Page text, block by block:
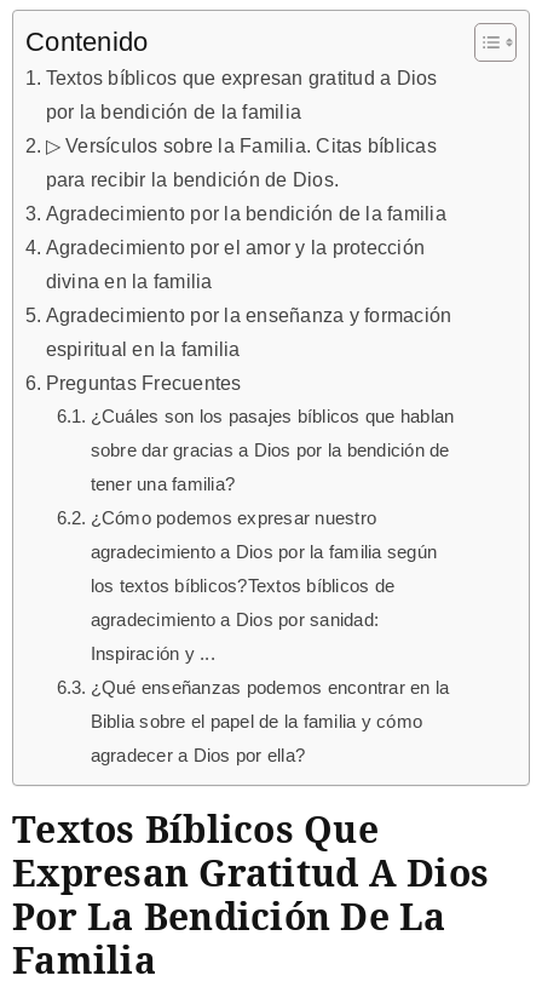
Contenido
Textos bíblicos que expresan gratitud a Dios
por la bendición de la familia
▷ Versículos sobre la Familia. Citas bíblicas
para recibir la bendición de Dios.
Agradecimiento por la bendición de la familia
Agradecimiento por el amor y la protección
divina en la familia
Agradecimiento por la enseñanza y formación
espiritual en la familia
Preguntas Frecuentes
¿Cuáles son los pasajes bíblicos que hablan
sobre dar gracias a Dios por la bendición de
tener una familia?
¿Cómo podemos expresar nuestro
agradecimiento a Dios por la familia según
los textos bíblicos?Textos bíblicos de
agradecimiento a Dios por sanidad:
Inspiración y ...
¿Qué enseñanzas podemos encontrar en la
Biblia sobre el papel de la familia y cómo
agradecer a Dios por ella?
Textos Bíblicos Que
Expresan Gratitud A Dios
Por La Bendición De La
Familia